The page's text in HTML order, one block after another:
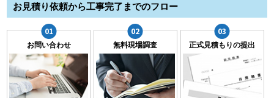
お見積り依頼から工事完了までのフロー
お問い合わせ 無料現場調査 正式見積もりの提出